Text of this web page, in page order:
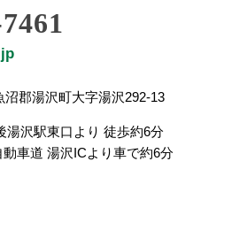
沼郡湯沢町大字湯沢292-13
湯沢駅東口より 徒歩約6分
動車道 湯沢ICより車で約6分